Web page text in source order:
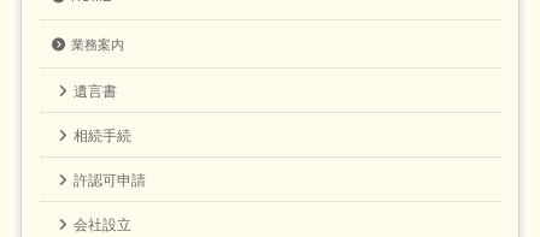
業務案内
遺言書
相続手続
許認可申請
会社設立